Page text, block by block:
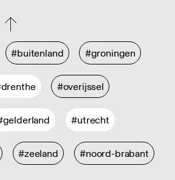
#buitenland #groningen
#overijssel
#utrecht
#zeeland #noord-brabant